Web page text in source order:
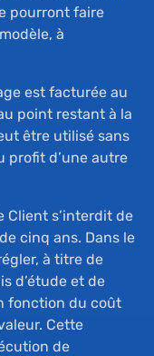
pourront faire
à
est facturée au
point restant à la
être utilisé sans
profit d’une autre
Client s’interdit de
cinq ans. Dans le
à titre de
d’étude et de
fonction du coût
Cette
de